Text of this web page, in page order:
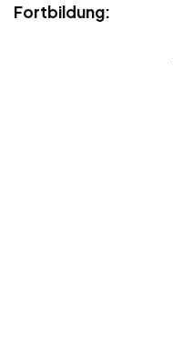
Fortbildung: